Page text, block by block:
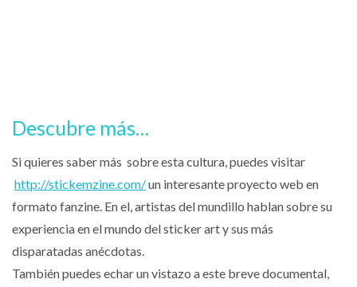
Descubre más…
Si quieres saber más sobre esta cultura, puedes visitar
http://stickemzine.com/un interesante proyecto web en
formato fanzine. En el, artistas del mundillo hablan sobre su
experiencia en el mundo del sticker art y sus más
disparatadas anécdotas.
También puedes echar un vistazo a este breve documental,